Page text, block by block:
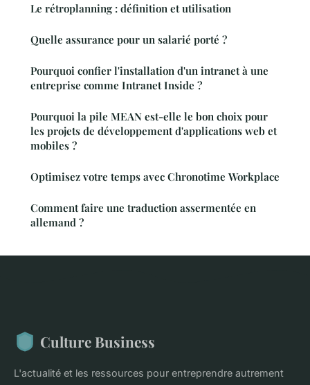
Le rétroplanning : définition et utilisation
Quelle assurance pour un salarié porté ?
Pourquoi confier l'installation d'un intranet à une
entreprise comme Intranet Inside ?
Pourquoi la pile MEAN est-elle le bon choix pour
les projets de développement d'applications web et
mobiles ?
Optimisez votre temps avec Chronotime Workplace
Comment faire une traduction assermentée en
allemand ?
Culture Business
L'actualité et les ressources pour entreprendre autrement